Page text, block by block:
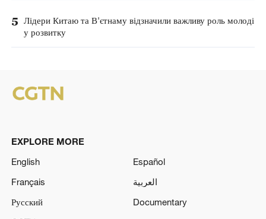
5 Лідери Китаю та В'єтнаму відзначили важливу роль молоді
у розвитку
EXPLORE MORE
English
Español
Français
العربية
Русский
Documentary